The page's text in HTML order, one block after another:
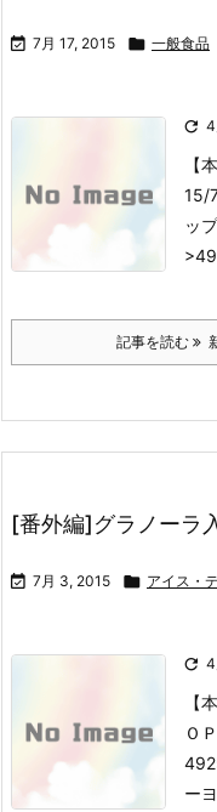
 7月 17, 2015  一般食品

【
15/
ッ
記事を読む
[番外編]グラノーラ
 7月 3, 2015  アイス・

【
Ｏ
ー